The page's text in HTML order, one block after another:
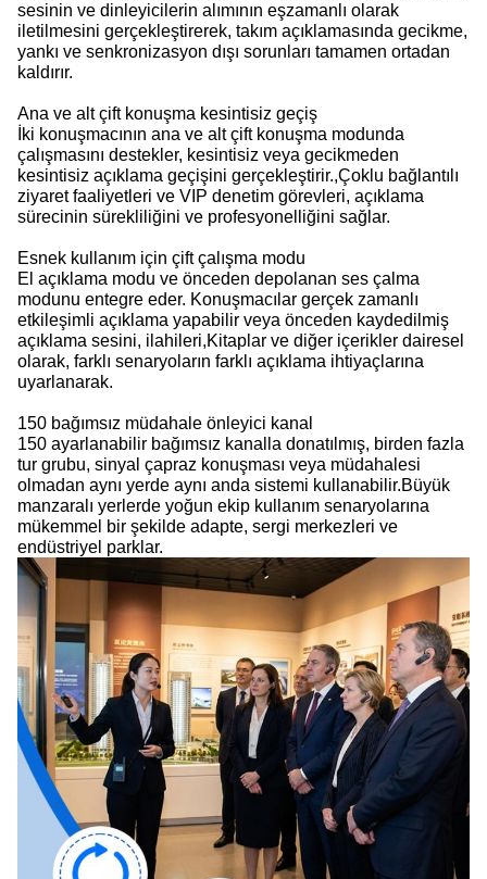
sesinin ve dinleyicilerin alımının eşzamanlı olarak
iletilmesini gerçekleştirerek, takım açıklamasında gecikme,
yankı ve senkronizasyon dışı sorunları tamamen ortadan
kaldırır.
Ana ve alt çift konuşma kesintisiz geçiş
İki konuşmacının ana ve alt çift konuşma modunda
çalışmasını destekler, kesintisiz veya gecikmeden
kesintisiz açıklama geçişini gerçekleştirir.,Çoklu bağlantılı
ziyaret faaliyetleri ve VIP denetim görevleri, açıklama
sürecinin sürekliliğini ve profesyonelliğini sağlar.
Esnek kullanım için çift çalışma modu
El açıklama modu ve önceden depolanan ses çalma
modunu entegre eder. Konuşmacılar gerçek zamanlı
etkileşimli açıklama yapabilir veya önceden kaydedilmiş
açıklama sesini, ilahileri,Kitaplar ve diğer içerikler dairesel
olarak, farklı senaryoların farklı açıklama ihtiyaçlarına
uyarlanarak.
150 bağımsız müdahale önleyici kanal
150 ayarlanabilir bağımsız kanalla donatılmış, birden fazla
tur grubu, sinyal çapraz konuşması veya müdahalesi
olmadan aynı yerde aynı anda sistemi kullanabilir.Büyük
manzaralı yerlerde yoğun ekip kullanım senaryolarına
mükemmel bir şekilde adapte, sergi merkezleri ve
endüstriyel parklar.